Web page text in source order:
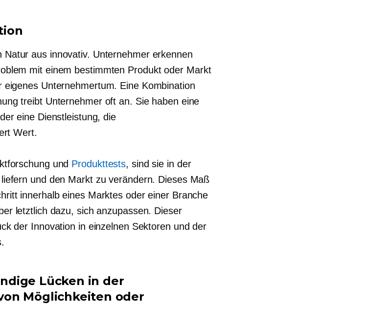
Natur aus innovativ. Unternehmer erkennen
mit einem bestimmten Produkt oder Markt
eigenes Unternehmertum. Eine Kombination
treibt Unternehmer oft an. Sie haben eine
eine Dienstleistung, die
Wert.
und Produkttests, sind sie in der
und den Markt zu verändern. Dieses Maß
innerhalb eines Marktes oder einer Branche
letztlich dazu, sich anzupassen. Dieser
der Innovation in einzelnen Sektoren und der
Lücken in der
Möglichkeiten oder